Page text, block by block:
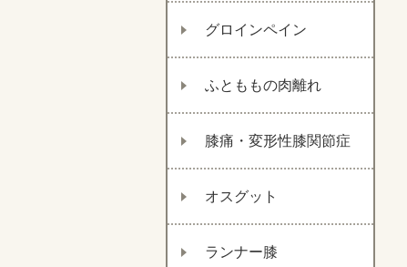
グロインペイン
ふとももの肉離れ
膝痛・変形性膝関節症
オスグット
ランナー膝